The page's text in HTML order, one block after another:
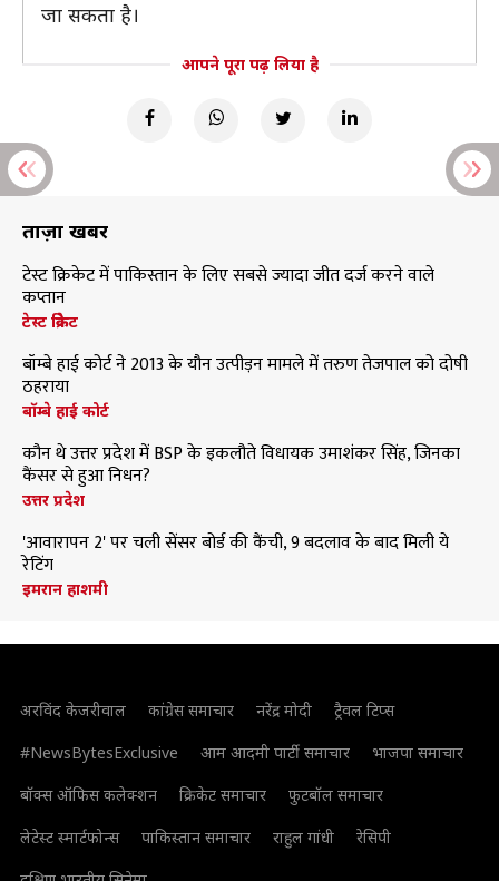
जा सकता है।
आपने पूरा पढ़ लिया है
ताज़ा खबरें
टेस्ट क्रिकेट में पाकिस्तान के लिए सबसे ज्यादा जीत दर्ज करने वाले
कप्तान
टेस्ट क्रिकेट
बॉम्बे हाई कोर्ट ने 2013 के यौन उत्पीड़न मामले में तरुण तेजपाल को दोषी
ठहराया
बॉम्बे हाई कोर्ट
कौन थे उत्तर प्रदेश में BSP के इकलौते विधायक उमाशंकर सिंह, जिनका
कैंसर से हुआ निधन?
उत्तर प्रदेश
'आवारापन 2' पर चली सेंसर बोर्ड की कैंची, 9 बदलाव के बाद मिली ये
रेटिंग
इमरान हाशमी
अरविंद केजरीवाल कांग्रेस समाचार नरेंद्र मोदी
ट्रैवल टिप्स
#NewsBytesExclusive
आम आदमी पार्टी समाचार
भाजपा समाचार
बॉक्स ऑफिस कलेक्शन
क्रिकेट समाचार
फुटबॉल समाचार
लेटेस्ट स्मार्टफोन्स
पाकिस्तान समाचार राहुल गांधी
रेसिपी